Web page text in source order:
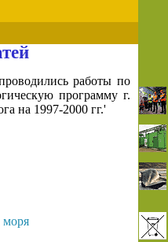
работы по
программу г.
на 1997-2000 гг.'
моря